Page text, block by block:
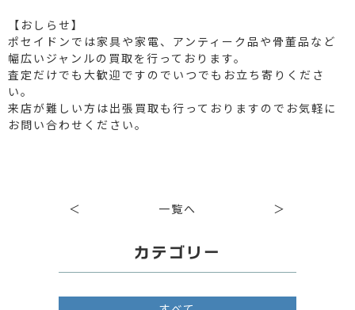
【おしらせ】
ポセイドンでは家具や家電、アンティーク品や骨董品など
幅広いジャンルの買取を行っております。
査定だけでも大歓迎ですのでいつでもお立ち寄りくださ
い。
来店が難しい方は出張買取も行っておりますのでお気軽に
お問い合わせください。
＜ 一覧へ ＞
カテゴリー